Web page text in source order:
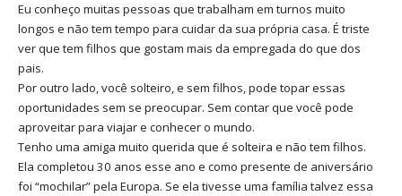
Eu conheço muitas pessoas que trabalham em turnos muito
longos e não tem tempo para cuidar da sua própria casa. É triste
ver que tem filhos que gostam mais da empregada do que dos
pais.
Por outro lado, você solteiro, e sem filhos, pode topar essas
oportunidades sem se preocupar. Sem contar que você pode
aproveitar para viajar e conhecer o mundo.
Tenho uma amiga muito querida que é solteira e não tem filhos.
Ela completou 30 anos esse ano e como presente de aniversário
foi “mochilar” pela Europa. Se ela tivesse uma família talvez essa